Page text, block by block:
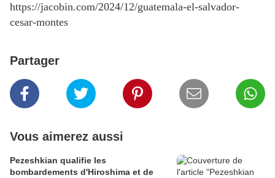
https://jacobin.com/2024/12/guatemala-el-salvador-
cesar-montes
Partager
Vous aimerez aussi
Pezeshkian qualifie les
bombardements d'Hiroshima et de